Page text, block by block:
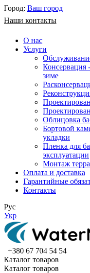
Город: Ваш город
Наши контакты
О нас
Услуги
Консервация
зиме
​Облицовка
Бортовой
укладки
Пленка для
эксплуатации
Монтаж
Оплата и доставка
Гарантийные
Контакты
Рус
Укр
+380 67 704 54 54
Каталог товаров
Каталог товаров